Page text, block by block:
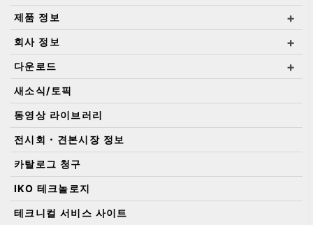
제품 정보
회사 정보
다운로드
새소식/토픽
동영상 라이브러리
전시회・견본시장 정보
카탈로그 청구
IKO 테크놀로지
테크니컬 서비스 사이트